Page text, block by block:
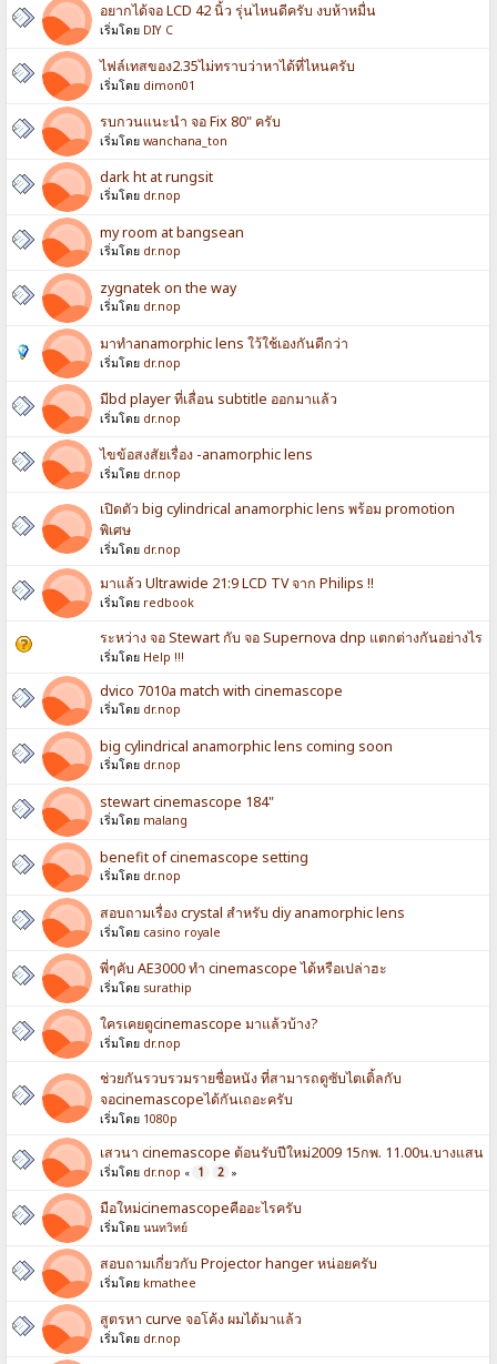
อยากได้จอ LCD 42 นิ้ว รุ่นไหนดีครับ งบห้าหมื่น
เริ่มโดย DIY C
ไฟล์เทสของ2.35ไม่ทราบว่าหาได้ที่ไหนครับ
เริ่มโดย dimon01
รบกวนแนะนำ จอ Fix 80" ครับ
เริ่มโดยwanchana_ton
dark ht at rungsit
เริ่มโดย dr.nop
my room at bangsean
เริ่มโดย dr.nop
zygnatek on the way
เริ่มโดย dr.nop
มาทำanamorphic lens ใว้ใช้เองกันดีกว่า
เริ่มโดย dr.nop
มีbd player ที่เลื่อน subtitle ออกมาแล้ว
เริ่มโดย dr.nop
ไขข้อสงสัยเรื่อง -anamorphic lens
เริ่มโดย dr.nop
เปิดตัว big cylindrical anamorphic lens พร้อม promotion
พิเศษ
เริ่มโดย dr.nop
มาแล้ว Ultrawide 21:9 LCD TV จาก Philips !!
เริ่มโดย redbook
ระหว่าง จอ Stewart กับ จอ Supernova dnp แตกต่างกันอย่างไร
เริ่มโดย Help !!!
dvico 7010a match with cinemascope
เริ่มโดย dr.nop
big cylindrical anamorphic lens coming soon
เริ่มโดย dr.nop
stewart cinemascope 184"
เริ่มโดย malang
benefit of cinemascope setting
เริ่มโดย dr.nop
สอบถามเรื่อง crystal สำหรับ diy anamorphic lens
เริ่มโดย casino royale
พี่ๆคับ AE3000 ทำ cinemascope ได้หรือเปล่าฮะ
เริ่มโดย surathip
ใครเคยดูcinemascope มาแล้วบ้าง?
เริ่มโดย dr.nop
ช่วยกันรวบรวมรายชื่อหนัง ที่สามารถดูซับไตเติ้ลกับ
จอcinemascopeได้กันเถอะครับ
เริ่มโดย 1080p
เสวนา cinemascope ต้อนรับปีใหม่2009 15กพ. 11.00น.บางแสน
เริ่มโดย dr.nop « 1 2 »
มือใหม่cinemascopeคืออะไรครับ
เริ่มโดยนนทวิทย์
สอบถามเกี่ยวกับ Projector hanger หน่อยครับ
เริ่มโดย kmathee
สูตรหา curve จอโค้ง ผมได้มาแล้ว
เริ่มโดย dr.nop